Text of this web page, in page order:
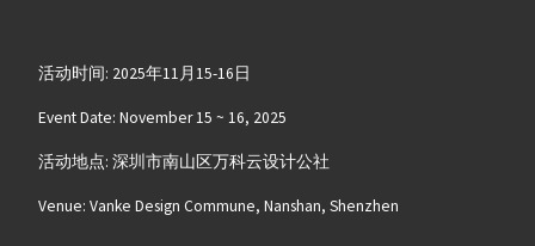
活动时间: 2025年11月15-16日
Event Date: November 15 ~ 16, 2025
活动地点: 深圳市南山区万科云设计公社
Venue: Vanke Design Commune, Nanshan, Shenzhen